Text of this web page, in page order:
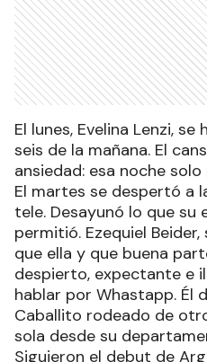
El lunes, Evelina Lenzi,
seis de la mañana. El
ansiedad: esa noche
El martes se despertó a
tele. Desayunó lo que
permitió. Ezequiel
que ella y que buena
despierto, expectante e
hablar por Whastapp. Él
Caballito rodeado de
sola desde su
Siguieron el debut de